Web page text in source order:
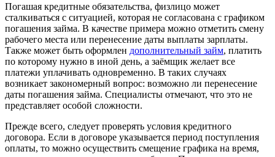
Погашая кредитные обязательства, физлицо может
сталкиваться с ситуацией, которая не согласована с графиком
погашения займа. В качестве примера можно отметить смену
рабочего места или перенесение даты выплаты зарплаты.
Также может быть оформлен дополнительный займ, платить
по которому нужно в иной день, а заёмщик желает все
платежи уплачивать одновременно. В таких случаях
возникает закономерный вопрос: возможно ли перенесение
даты погашения займа. Специалисты отмечают, что это не
представляет особой сложности.
Прежде всего, следует проверять условия кредитного
договора. Если в договоре указывается период поступления
оплаты, то можно осуществить смещение графика на время,